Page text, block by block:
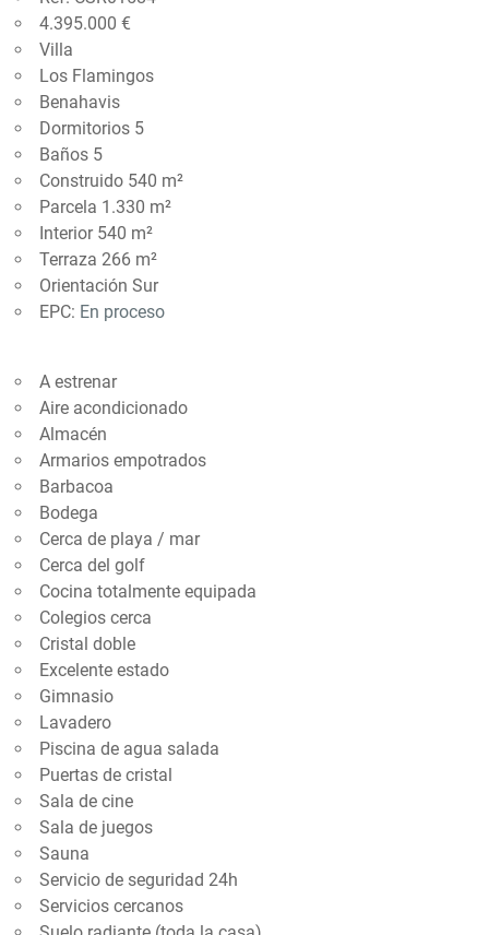
4.395.000 €
Villa
Los Flamingos
Benahavis
Dormitorios 5
Baños 5
Construido 540 m²
Parcela 1.330 m²
Interior 540 m²
Terraza 266 m²
Orientación Sur
EPC: En proceso
A estrenar
Aire acondicionado
Almacén
Armarios empotrados
Barbacoa
Bodega
Cerca de playa / mar
Cerca del golf
Cocina totalmente equipada
Colegios cerca
Cristal doble
Excelente estado
Gimnasio
Lavadero
Piscina de agua salada
Puertas de cristal
Sala de cine
Sala de juegos
Sauna
Servicio de seguridad 24h
Servicios cercanos